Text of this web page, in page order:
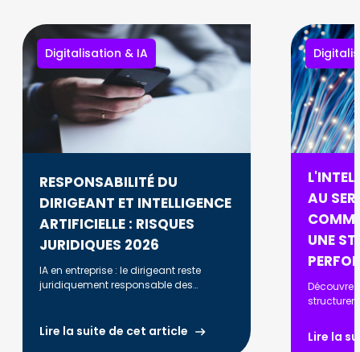
Digitalisation & IA
RESPONSABILITÉ DU
DIRIGEANT ET INTELLIGENCE
ARTIFICIELLE : RISQUES
JURIDIQUES 2026
IA en entreprise : le dirigeant reste
juridiquement responsable des
savoir en 2026.
Lire la suite de cet article
AU
UNE
structurer
optimiser
renforcer
Lire la